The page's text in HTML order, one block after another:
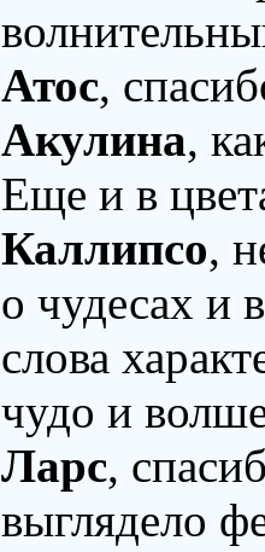
Атос,
Акулина,
Еще и в
Каллипсо,
о чудесах и
слова
чудо и
Ларс,
выглядело